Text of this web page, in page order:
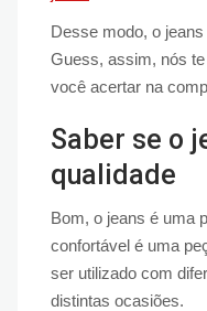
Desse modo, o
Guess, assim, nós
você acertar na
Saber se o
qualidade
Bom, o jeans é uma
confortável é uma
ser utilizado com
distintas ocasiões.